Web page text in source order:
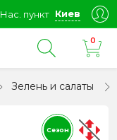
Нас. пункт Киев
0
Зелень и салаты
Сезон